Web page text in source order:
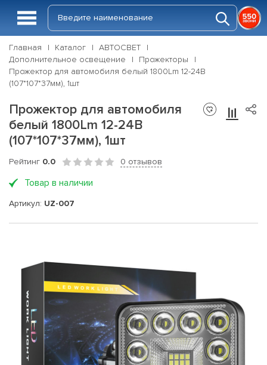
Главная Каталог
АВТОСВЕТ
Дополнительное освещение
Прожекторы
Прожектор для автомобиля белый 1800Lm 12-24В
(107*107*37мм), 1шт
Прожектор для автомобиля
белый 1800Lm 12-24В
(107*107*37мм), 1шт
Рейтинг 0.0 0 отзывов
Товар в наличии
Артикул: UZ-007